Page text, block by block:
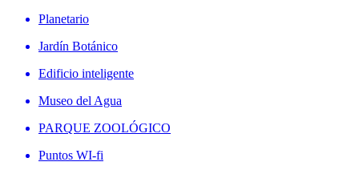
Planetario
Jardín Botánico
Edificio inteligente
Museo del Agua
PARQUE ZOOLÓGICO
Puntos WI-fi